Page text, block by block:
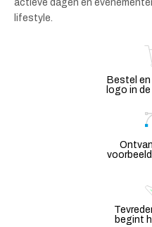
actieve dagen en
lifestyle.
Bestel en
logo in
begint